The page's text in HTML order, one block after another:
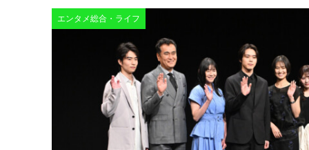
エンタメ総合・ライフ